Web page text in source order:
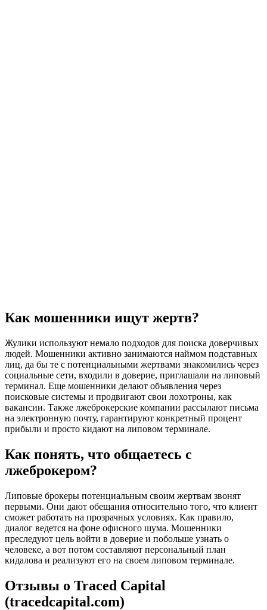
Как мошенники ищут жертв?
Жулики используют немало подходов для поиска доверчивых
людей. Мошенники активно занимаются наймом подставных
лиц, да бы те с потенциальными жертвами знакомились через
социальные сети, входили в доверие, приглашали на липовый
терминал. Еще мошенники делают объявления через
поисковые системы и продвигают свои лохотроны, как
вакансии. Также лжеброкерские компании рассылают письма
на электронную почту, гарантируют конкретный процент
прибыли и просто кидают на липовом терминале.
Как понять, что общаетесь с
лжеброкером?
Липовые брокеры потенциальным своим жертвам звонят
первыми. Они дают обещания относительно того, что клиент
сможет работать на прозрачных условиях. Как правило,
диалог ведется на фоне офисного шума. Мошенники
преследуют цель войти в доверие и побольше узнать о
человеке, а вот потом составляют персональный план
кидалова и реализуют его на своем липовом терминале.
Отзывы о Traced Capital
(tracedcapital.com)